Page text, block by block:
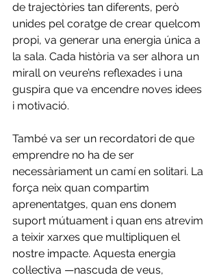
de trajectòries tan diferents, però
unides pel coratge de crear quelcom
propi, va generar una energia única a
la sala. Cada història va ser alhora un
mirall on veure’ns reflexades i una
guspira que va encendre noves idees
i motivació.
També va ser un recordatori de que
emprendre no ha de ser
necessàriament un camí en solitari. La
força neix quan compartim
aprenentatges, quan ens donem
suport mútuament i quan ens atrevim
a teixir xarxes que multipliquen el
nostre impacte. Aquesta energia
col·lectiva —nascuda de veus,